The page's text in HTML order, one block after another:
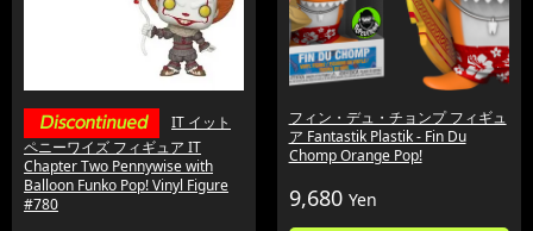
IT イット
ペニーワイズ フィギュア IT
Chapter Two Pennywise with
Balloon Funko Pop! Vinyl Figure
#780
フィン・デュ・チョンプ フィギュ
ア Fantastik Plastik - Fin Du
Chomp Orange Pop!
9,680 Yen